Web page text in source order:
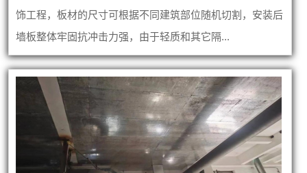
饰工程，板材的尺寸可根据不同建筑部位随机切割，安装后
墙板整体牢固抗冲击力强，由于轻质和其它隔...